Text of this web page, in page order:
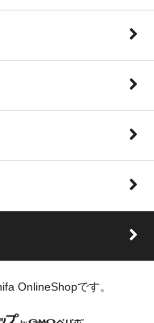
OnlineShopです。